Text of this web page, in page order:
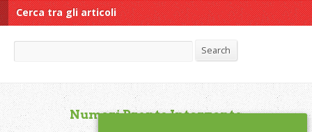
Cerca tra gli articoli
Search
Numeri Pronto Intervento